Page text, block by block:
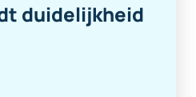
duidelijkheid